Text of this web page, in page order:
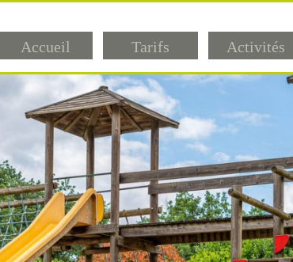
Accueil Tarifs Activités